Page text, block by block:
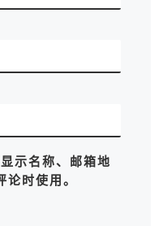
示名称、邮箱地
时使用。